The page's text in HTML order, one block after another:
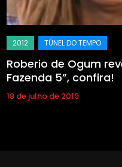
Roberio de Ogum
Fazenda 5”, confira!
18 de julho de 2019